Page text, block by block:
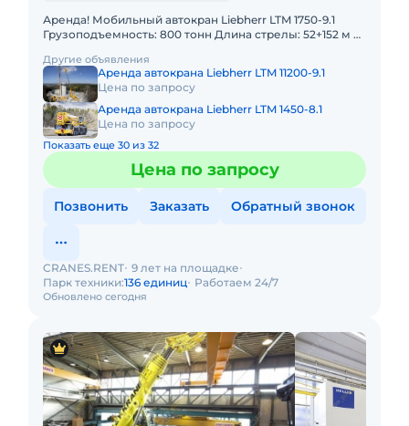
Аренда! Мобильный автокран Liebherr LTM 1750-9.1
Грузоподъемность: 800 тонн Длина стрелы: 52+152 м В
Свидетельство о ре
Другие объявления
Аренда автокрана Liebherr LTM 11200-9.1
Цена по запросу
Аренда автокрана Liebherr LTM 1450-8.1
Цена по запросу
Показать еще 30 из 32
Цена по запросу
Позвонить Заказать Обратный звонок
Обновлено сегодня
CRANES.RENT 9 лет на площадке
Парк техники:136 единиц Работаем 24/7